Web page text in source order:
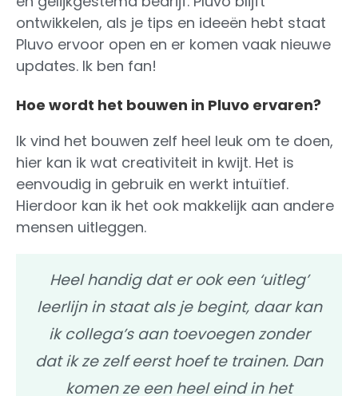
ontwikkelen, als je tips en ideeën hebt staat
Pluvo ervoor open en er komen vaak nieuwe
updates. Ik ben fan!
Hoe wordt het bouwen in Pluvo ervaren?
Ik vind het bouwen zelf heel leuk om te doen,
hier kan ik wat creativiteit in kwijt. Het is
eenvoudig in gebruik en werkt intuïtief.
Hierdoor kan ik het ook makkelijk aan andere
mensen uitleggen.
Heel handig dat er ook een ‘uitleg’
leerlijn in staat als je begint, daar kan
ik collega’s aan toevoegen zonder
dat ik ze zelf eerst hoef te trainen. Dan
komen ze een heel eind in het